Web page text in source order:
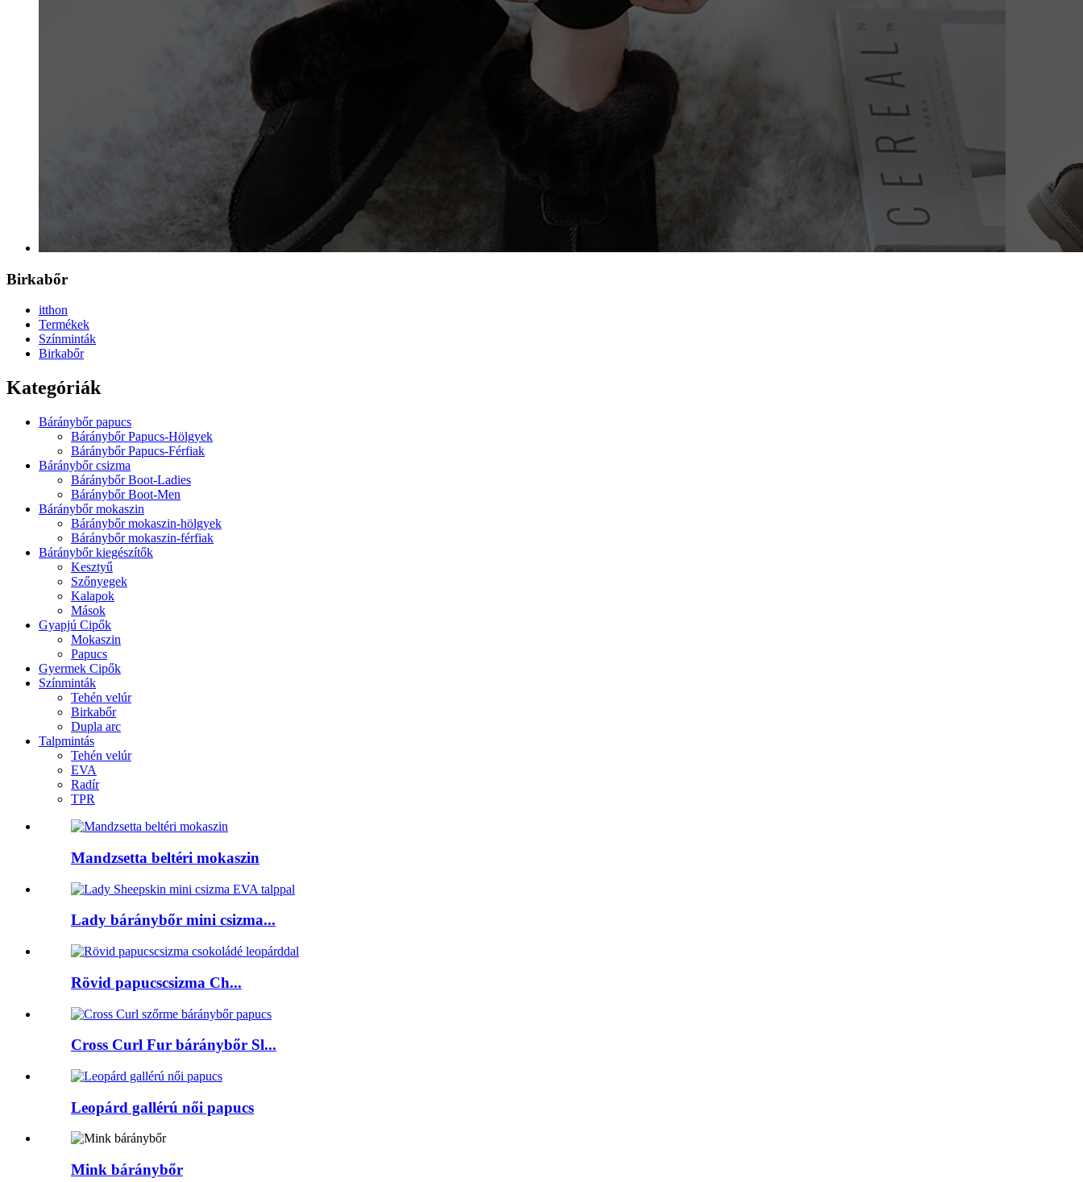
Birkabőr
itthon
Termékek
Színminták
Birkabőr
Kategóriák
Báránybőr papucs
Báránybőr Papucs-Hölgyek
Báránybőr Papucs-Férfiak
Báránybőr csizma
Báránybőr Boot-Ladies
Báránybőr Boot-Men
Báránybőr mokaszin
Báránybőr mokaszin-hölgyek
Báránybőr mokaszin-férfiak
Báránybőr kiegészítők
Kesztyű
Szőnyegek
Kalapok
Mások
Gyapjú Cipők
Mokaszin
Papucs
Gyermek Cipők
Színminták
Tehén velúr
Birkabőr
Dupla arc
Talpmintás
Tehén velúr
EVA
Radír
TPR
Mandzsetta beltéri mokaszin
Lady báránybőr mini csizma...
Rövid papucscsizma Ch...
Cross Curl Fur báránybőr Sl...
Leopárd gallérú női papucs
Mink báránybőr